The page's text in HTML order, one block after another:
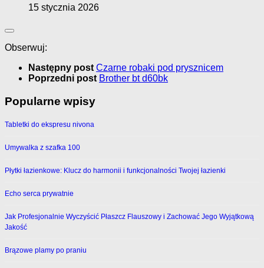
15 stycznia 2026
Obserwuj:
Następny post Czarne robaki pod prysznicem
Poprzedni post Brother bt d60bk
Popularne wpisy
Tabletki do ekspresu nivona
Umywalka z szafka 100
Płytki łazienkowe: Klucz do harmonii i funkcjonalności Twojej łazienki
Echo serca prywatnie
Jak Profesjonalnie Wyczyścić Płaszcz Flauszowy i Zachować Jego Wyjątkową
Jakość
Brązowe plamy po praniu